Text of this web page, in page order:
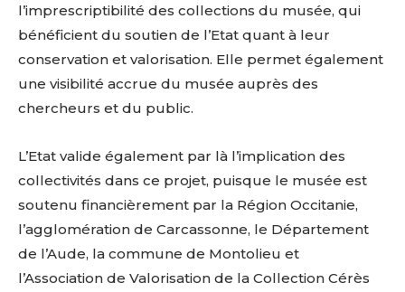
l’imprescriptibilité des collections du musée, qui
bénéficient du soutien de l’Etat quant à leur
conservation et valorisation. Elle permet également
une visibilité accrue du musée auprès des
chercheurs et du public.
L’Etat valide également par là l’implication des
collectivités dans ce projet, puisque le musée est
soutenu financièrement par la Région Occitanie,
l’agglomération de Carcassonne, le Département
de l’Aude, la commune de Montolieu et
l’Association de Valorisation de la Collection Cérès